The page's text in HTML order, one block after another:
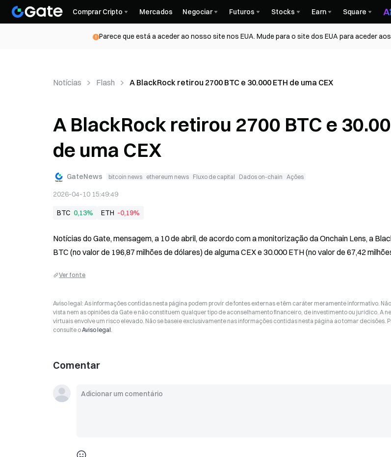
Comprar Cripto Mercados Negociar Futuros Stocks Earn Square
Parece que está a aceder ao nosso site nos EUA. Mude para o site dos EUA para aceder
Notícias Flash A BlackRock retirou 2700 BTC e 30.000 ETH de uma CEX
A BlackRock retirou 2700 BTC e
de uma CEX
GateNews bitcoin news ethereum news Fluxo de capital Dados on-chain Ações
2026-04-10 15:49:49
BTC 0,13% ETH -0,19%
Notícias do Gate, mensagem, a 10 de abril, de acordo com a monitorização da Onchain Lens, a
BTC (no valor de 196,87 milhões de dólares) de alguma CEX e 30.000 ETH (no valor de 67,42
Ver fonte
Aviso legal: As informações contidas nesta página podem provir de fontes externas e têm caráter meramente informativo.
vista nem as opiniões da Gate e não constituem qualquer tipo de aconselhamento financeiro, de investimento ou jurídico. A
virtuais envolve um risco elevado. Não se baseie exclusivamente nas informações contidas nesta página ao tomar decisões.
consulte oAviso legal.
Comentar